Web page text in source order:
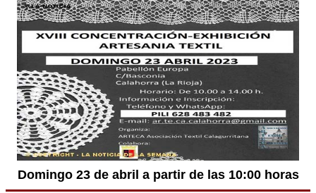
Domingo 23 de abril a partir de las 10:00 horas